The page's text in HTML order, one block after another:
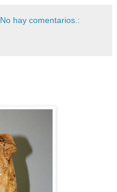
No hay comentarios.: